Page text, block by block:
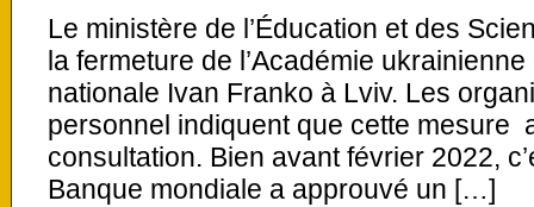
Le ministère de l’Éducation et des
la fermeture de l’Académie
nationale Ivan Franko à Lviv. Les
personnel indiquent que cette mesure
consultation. Bien avant février 2022,
Banque mondiale a approuvé un […]